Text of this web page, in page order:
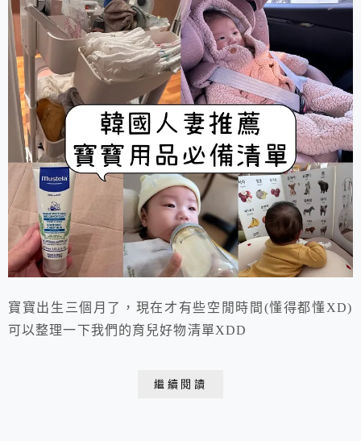
寶寶出生三個月了，現在才有些空閒時間(懂得都懂XD)
可以整理一下我們的育兒好物清單XDD
繼續閱讀